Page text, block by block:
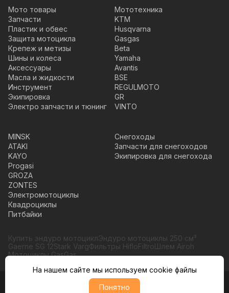
Мото товары
Запчасти
Пластик и обвес
Защита мотоцикла
Крепеж и метизы
Шины и колеса
Аксессуары
Масла и жидкости
Инструмент
Экипировка
Электро запчасти и тюнинг
Мототехника
KTM
Husqvarna
Gasgas
Beta
Yamaha
Avantis
BSE
REGULMOTO
GR
VINTO
MINSK
ATAKI
KAYO
Progasi
GROZA
ZONTES
Электромотоциклы
Квадроциклы
Питбайки
Снегоходы
Запчасти для снегоходов
Экипировка для снегохода
Купить эндуро мотоциклЭндуро мотоциклы 250 см³
Gaerne SG 12Stark VargФильтры HifloFiltroШлем Airoh
Мотоциклы GasGas
© Moto365, Все права защищены
На нашем сайте мы используем cookie файлы
Понятно